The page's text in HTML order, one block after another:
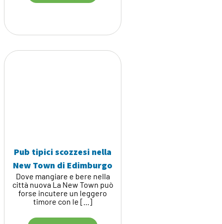
Pub tipici scozzesi nella
New Town di Edimburgo
Dove mangiare e bere nella
città nuova La New Town può
forse incutere un leggero
timore con le [...]